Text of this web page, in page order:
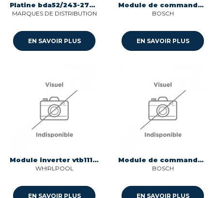
Platine bda52/243-2791 2329 congelateur pour refrigerateur Sogedis 32029655
MARQUES DE DISTRIBUTION
EN SAVOIR PLUS
Module de commande programme pour refrigerateur Bosch 11057785
BOSCH
EN SAVOIR PLUS
Module inverter vtb1113y 230v 50hz_jxp refrigerateur Whirlpool C00876675
WHIRLPOOL
EN SAVOIR PLUS
Module de commande programme pour refrigerateur Bosch 12040464
BOSCH
EN SAVOIR PLUS